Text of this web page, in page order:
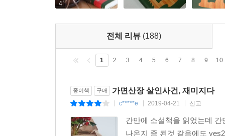
전체 리뷰(188)
종이책 구매 가면산장 살인사건, 재미지다
| c*****e | 2019-04-21 | 신고
간만에 소설책을 읽었는데